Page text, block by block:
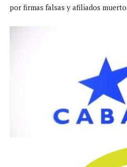
por firmas falsas y afiliados